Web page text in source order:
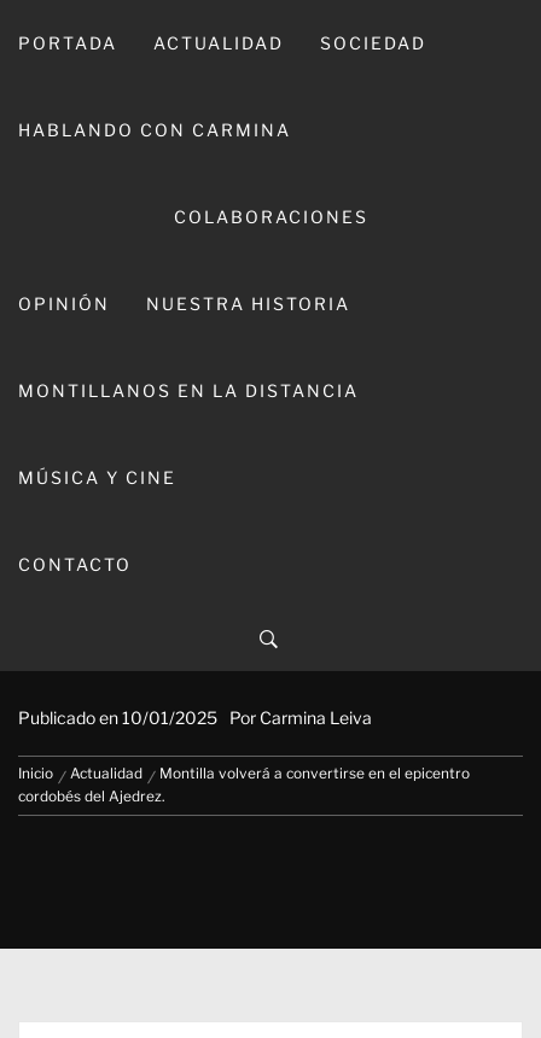
PORTADA ACTUALIDAD SOCIEDAD
HABLANDO CON CARMINA
COLABORACIONES
OPINIÓN NUESTRA HISTORIA
MONTILLANOS EN LA DISTANCIA
MÚSICA Y CINE
CONTACTO
Montilla volverá a convertirse
Publicado en10/01/2025 Por Carmina Leiva
Inicio Actualidad
Montilla volverá a convertirse en el epicentro
cordobés del Ajedrez.